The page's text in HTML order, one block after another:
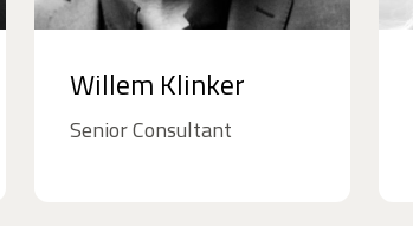
Willem Klinker
Senior Consultant